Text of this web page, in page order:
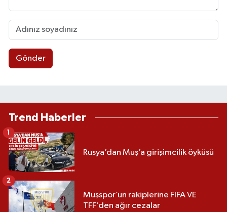
Gönder
Trend Haberler
Rusya’dan Muş’a girişimcilik öyküsü
1
Muşspor’un rakiplerine FIFA VE
TFF’den ağır cezalar
2